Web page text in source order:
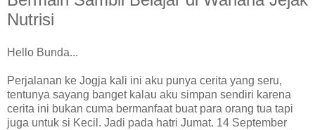
Nutrisi
Hello Bunda...
Perjalanan ke Jogja kali ini aku punya cerita yang seru,
tentunya sayang banget kalau aku simpan sendiri karena
cerita ini bukan cuma bermanfaat buat para orang tua tapi
juga untuk si Kecil. Jadi pada hatri Jumat. 14 September